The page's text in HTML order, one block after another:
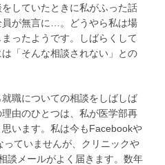
していたときに私がふった話
が無言に…。どうやら私は場
ったようです。しばらくして
「そんな相談されない」との
職についての相談をしばしば
由のひとつは、私が医学部再
います。私は今もFacebookや
っていませんが、クリニックや
談メールがよく届きます。数年